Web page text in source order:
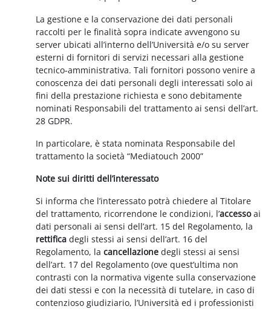
La gestione e la conservazione dei dati personali
raccolti per le finalità sopra indicate avvengono su
server ubicati all’interno dell’Università e/o su server
esterni di fornitori di servizi necessari alla gestione
tecnico-amministrativa. Tali fornitori possono venire a
conoscenza dei dati personali degli interessati solo ai
fini della prestazione richiesta e sono debitamente
nominati Responsabili del trattamento ai sensi dell’art.
28 GDPR.
In particolare, è stata nominata Responsabile del
trattamento la società “Mediatouch 2000”
Note sui diritti dell’interessato
Si informa che l’interessato potrà chiedere al Titolare
del trattamento, ricorrendone le condizioni, l’accessoai
dati personali ai sensi dell’art. 15 del Regolamento, la
rettificadegli stessi ai sensi dell’art. 16 del
Regolamento, lacancellazione degli stessi ai sensi
dell’art. 17 del Regolamento (ove quest’ultima non
contrasti con la normativa vigente sulla conservazione
dei dati stessi e con la necessità di tutelare, in caso di
contenzioso giudiziario, l’Università ed i professionisti